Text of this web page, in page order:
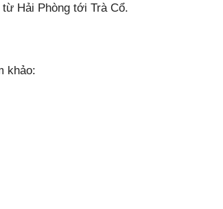
Hải Phòng tới Trà Cổ.
khảo: